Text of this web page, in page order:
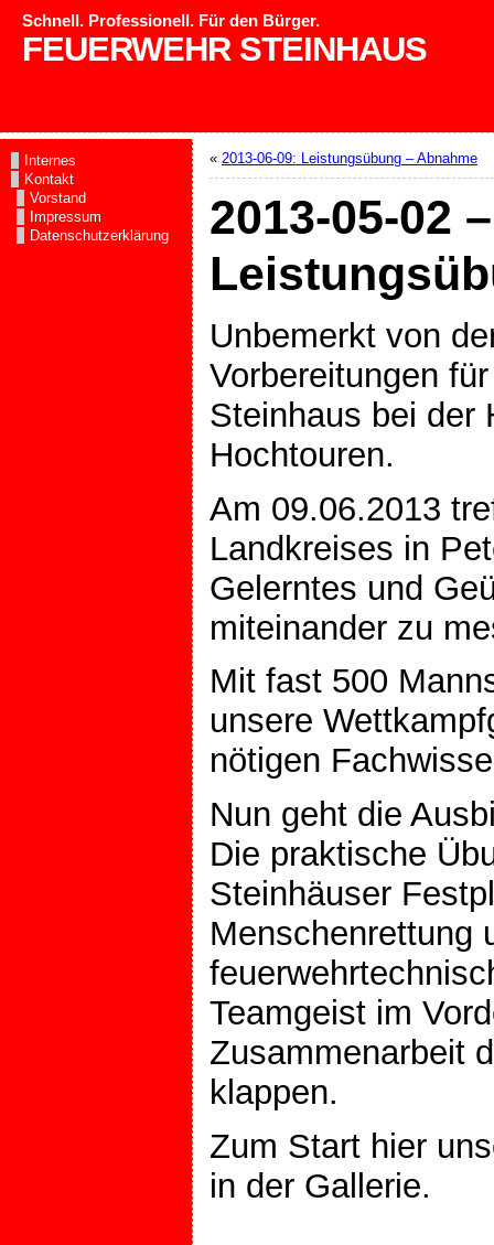
FEUERWEHR STEINHAUS
Schnell. Professionell. Für den Bürger.
Internes
Kontakt
Vorstand
Impressum
Datenschutzerklärung
« 2013-06-09: Leistungsübung – Abnahme
2013-05-02
Unbemerkt von
Vorbereitungen
Steinhaus bei der
Hochtouren.
Am 09.06.2013
Landkreises in
Gelerntes und
miteinander zu
Mit fast 500
unsere
nötigen
Nun geht die
Die praktische
Steinhäuser
Menschenrettung
Teamgeist im
Zusammenarbeit
klappen.
Zum Start hier
in der Gallerie.